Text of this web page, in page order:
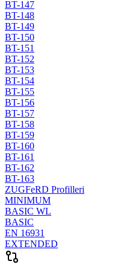
BT-147
BT-148
BT-149
BT-150
BT-151
BT-152
BT-153
BT-154
BT-155
BT-156
BT-157
BT-158
BT-159
BT-160
BT-161
BT-162
BT-163
ZUGFeRD Profilleri
MINIMUM
BASIC WL
BASIC
EN 16931
EXTENDED